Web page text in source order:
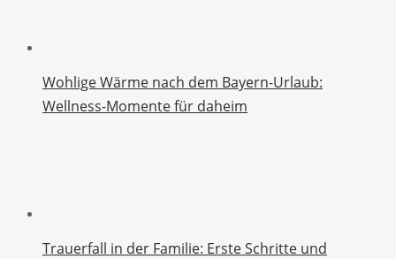
Wohlige Wärme nach dem Bayern-Urlaub:
Wellness-Momente für daheim
Trauerfall in der Familie: Erste Schritte und